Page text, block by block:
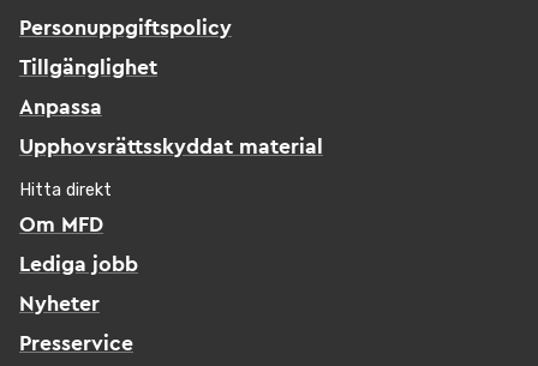
Personuppgiftspolicy
Tillgänglighet
Anpassa
Upphovsrättsskyddat material
Hitta direkt
Om MFD
Lediga jobb
Nyheter
Presservice